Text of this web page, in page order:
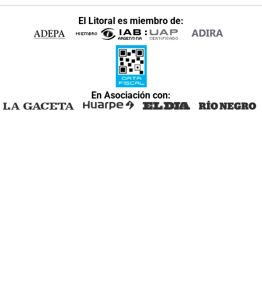
El Litoral es miembro de:
En Asociación con: